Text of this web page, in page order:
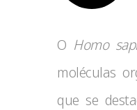
O Homo
moléculas
que se